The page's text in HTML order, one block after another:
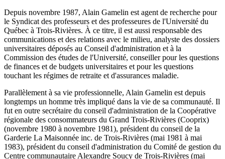
Depuis novembre 1987, Alain Gamelin est agent de recherche pour
le Syndicat des professeurs et des professeures de l'Université du
Québec à Trois-Rivières. À ce titre, il est aussi responsable des
communications et des relations avec le milieu, analyste des dossiers
universitaires déposés au Conseil d'administration et à la
Commission des études de l'Université, conseiller pour les questions
de finances et de budgets universitaires et pour les questions
touchant les régimes de retraite et d'assurances maladie.
Parallèlement à sa vie professionnelle, Alain Gamelin est depuis
longtemps un homme très impliqué dans la vie de sa communauté. Il
fut en outre secrétaire du conseil d'administration de la Coopérative
régionale des consommateurs du Grand Trois-Rivières (Cooprix)
(novembre 1980 à novembre 1981), président du conseil de la
Garderie La Maisonnée inc. de Trois-Rivières (mai 1981 à mai
1983), président du conseil d'administration du Comité de gestion du
Centre communautaire Alexandre Soucy de Trois-Rivières (mai